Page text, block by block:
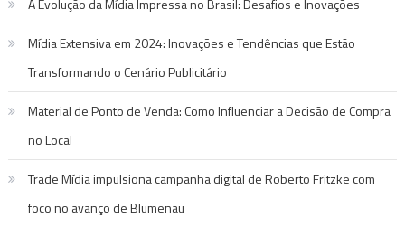
A Evolução da Mídia Impressa no Brasil: Desafios e Inovações
Mídia Extensiva em 2024: Inovações e Tendências que Estão
Transformando o Cenário Publicitário
Material de Ponto de Venda: Como Influenciar a Decisão de Compra
no Local
Trade Mídia impulsiona campanha digital de Roberto Fritzke com
foco no avanço de Blumenau